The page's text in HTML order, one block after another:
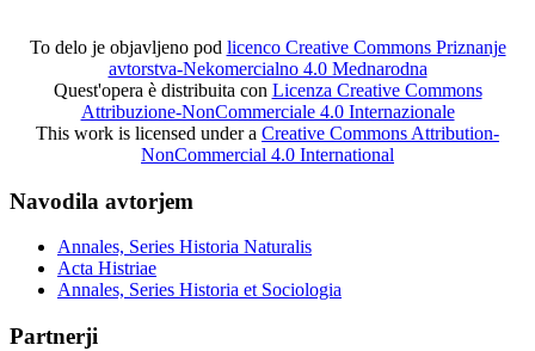
To delo je objavljeno pod licenco Creative Commons Priznanje
avtorstva-Nekomercialno 4.0 Mednarodna
Quest'opera è distribuita con Licenza Creative Commons
Attribuzione-NonCommerciale 4.0 Internazionale
This work is licensed under a Creative Commons Attribution-
NonCommercial 4.0 International
Navodila avtorjem
Annales, Series Historia Naturalis
Acta Histriae
Annales, Series Historia et Sociologia
Partnerji